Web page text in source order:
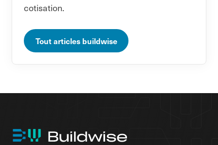
cotisation.
Tout articles buildwise